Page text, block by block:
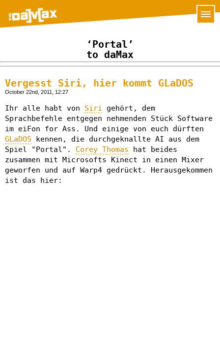
‘Portal’
to daMax
Vergesst Siri, hier kommt GLaDOS
October 22nd, 2011, 12:27
Ihr alle habt von Siri
gehört, dem
Sprachbefehle entgegen nehmenden Stück Software
im eiFon for Ass. Und einige von euch dürften
GLaDOS kennen, die durchgeknallte AI aus dem
Spiel "Portal". Corey Thomas hat beides
zusammen mit Microsofts Kinect in einen Mixer
geworfen und auf Warp4 gedrückt. Herausgekommen
ist das hier: